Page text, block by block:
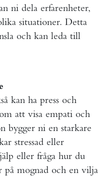
ni dela erfarenheter,
situationer. Detta
och kan leda till
kan ha press och
att visa empati och
bygger ni en starkare
stressad eller
eller fråga hur du
på mognad och en vilja